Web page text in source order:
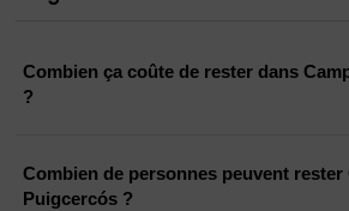
Combien ça coûte de rester dans
?
Combien de personnes peuvent rester
Puigcercós ?